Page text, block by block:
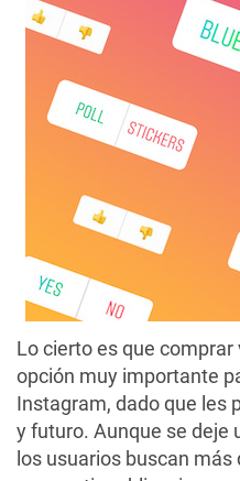
Lo cierto es que
opción muy importante
Instagram, dado que les
y futuro. Aunque se deje
los usuarios buscan